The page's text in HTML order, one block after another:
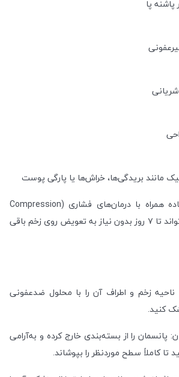
پا
مانند بریدگی‌ها، خراش‌ها یا پارگی پوست
همچنین قابلیت استفاده همراه با درمان‌های فشاری (Compression
Therapy) را دارد و می‌تواند تا ۷ روز بدون نیاز به تعویض روی زخم باقی
ناحیه زخم و اطراف آن را با محلول ضدعفونی
کنید.
پانسمان را از بسته‌بندی خارج کرده و به‌آرامی
تا کاملاً سطح موردنظر را بپوشاند.